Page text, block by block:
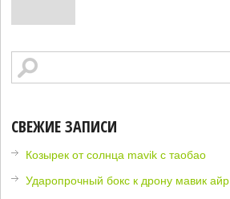
СВЕЖИЕ ЗАПИСИ
Козырек от солнца mavik с таобао
Ударопрочный бокс к дрону мавик айр